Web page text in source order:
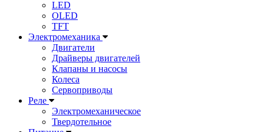
LED
OLED
TFT
Электромеханика
Двигатели
Драйверы двигателей
Клапаны и насосы
Колеса
Сервоприводы
Реле
Электромеханическое
Твердотельное